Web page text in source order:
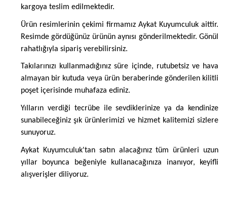
kargoya teslim edilmektedir.
Ürün resimlerinin çekimi firmamız Aykat Kuyumculuk aittir.
Resimde gördüğünüz ürünün aynısı gönderilmektedir. Gönül
rahatlığıyla sipariş verebilirsiniz.
Takılarınızı kullanmadığınız süre içinde, rutubetsiz ve hava
almayan bir kutuda veya ürün beraberinde gönderilen kilitli
poşet içerisinde muhafaza ediniz.
Yılların verdiği tecrübe ile sevdiklerinize ya da kendinize
sunabileceğiniz şık ürünlerimizi ve hizmet kalitemizi sizlere
sunuyoruz.
Aykat Kuyumculuk'tan satın alacağınız tüm ürünleri uzun
yıllar boyunca beğeniyle kullanacağınıza inanıyor, keyifli
alışverişler diliyoruz.